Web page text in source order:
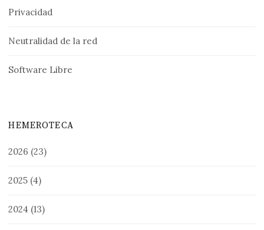
Privacidad
Neutralidad de la red
Software Libre
HEMEROTECA
2026 (23)
2025 (4)
2024 (13)